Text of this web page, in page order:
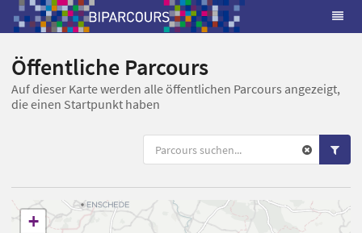
Öffentliche Parcours
Auf dieser Karte werden alle öffentlichen Parcours angezeigt,
die einen Startpunkt haben
+